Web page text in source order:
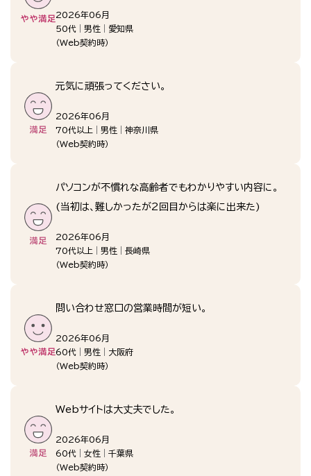
2026年06月
50代
男性
愛知県
（Web契約時）
元気に頑張ってください。
2026年06月
70代以上
男性
神奈川県
（Web契約時）
パソコンが不慣れな高齢者でもわかりやすい内容に。
(当初は、難しかったが2回目からは楽に出来た)
2026年06月
70代以上
男性
長崎県
（Web契約時）
問い合わせ窓口の営業時間が短い。
2026年06月
60代
男性
大阪府
（Web契約時）
Webサイトは大丈夫でした。
2026年06月
60代
女性
千葉県
（Web契約時）